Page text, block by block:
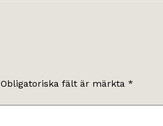
Obligatoriska fält är märkta *